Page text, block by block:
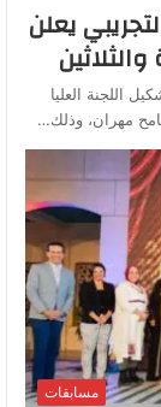
يعلن
اللجنة العليا
سامح مهران، وذلك…
مسابقات